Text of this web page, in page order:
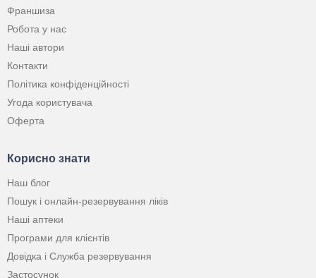
Франшиза
Робота у нас
Наші автори
Контакти
Політика конфіденційності
Угода користувача
Оферта
Корисно знати
Наш блог
Пошук і онлайн-резервування ліків
Наші аптеки
Програми для клієнтів
Довідка і Служба резервування
Застосунок